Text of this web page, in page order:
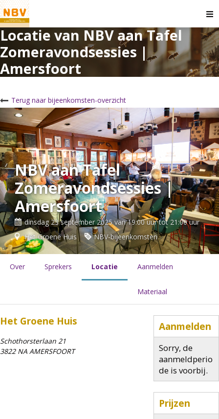
Locatie van NBV aan Tafel
Zomeravondsessies |
Amersfoort
Terug naar bijeenkomsten-overzicht
NBV aan Tafel
Zomeravondsessies |
Amersfoort
dinsdag 23 september 2025 van 19:00 uur tot 21:00 uur
Het Groene Huis
NBV-bijeenkomsten
Over Sprekers Locatie Aanmelden
Materiaal
Het Groene Huis
Schothorsterlaan 21
3822 NA AMERSFOORT
Aanmelden
Sorry, de
aanmeldperio
de is voorbij.
Prijzen